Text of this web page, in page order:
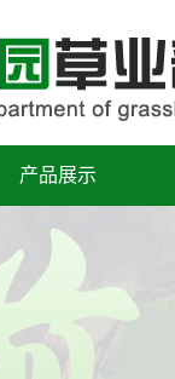
产品展示